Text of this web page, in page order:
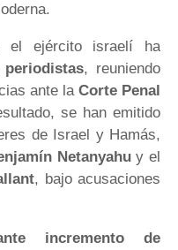
el ejército israelí ha
, reuniendo
ante la Corte Penal
se han emitido
de Israel y Hamás,
Netanyahuy el
, bajo acusaciones
incremento de